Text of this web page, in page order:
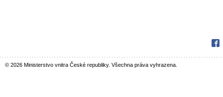
© 2026 Ministerstvo vnitra České republiky. Všechna práva vyhrazena.